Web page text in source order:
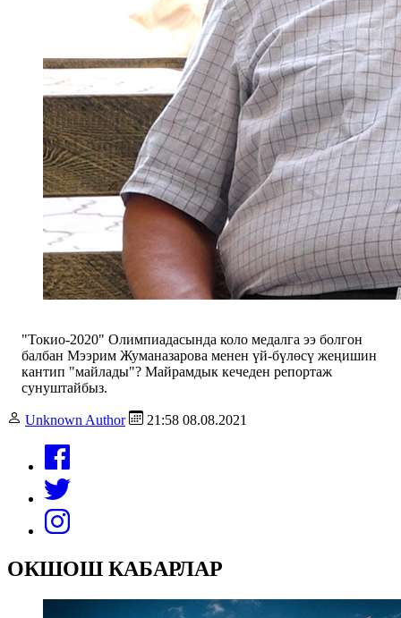
"Токио-2020" Олимпиадасында коло медалга ээ болгон
балбан Мээрим Жуманазарова менен үй-бүлөсү жеңишин
кантип "майлады"? Майрамдык кечеден репортаж
сунуштайбыз.
Unknown Author 21:58 08.08.2021
ОКШОШ КАБАРЛАР